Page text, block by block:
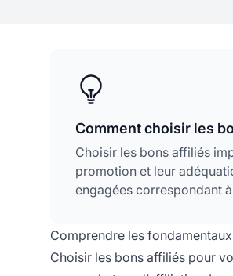
Comment choisir les
Choisir les bons affiliés
promotion et leur
engagées correspondant
Comprendre les
Choisir les bons affiliés pour